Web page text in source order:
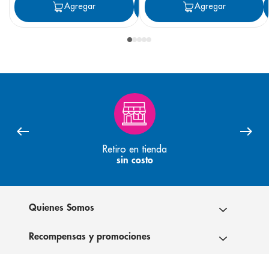
Agregar Agregar
Agregar
Retiro en tienda
sin costo
Quienes Somos
Recompensas y promociones